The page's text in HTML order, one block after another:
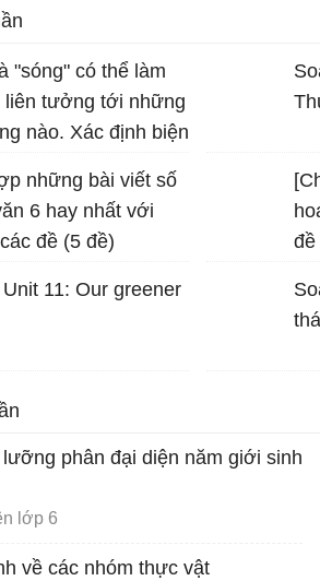
"sóng" có thể làm
liên tưởng tới những
nào. Xác định biện
ảnh "bình minh
trăng bạc" và
của biện pháp
những bài viết số
6 hay nhất với
đề (5 đề)
11: Our greener
đề
phân đại diện năm giới sinh
lớp 6
về các nhóm thực vật